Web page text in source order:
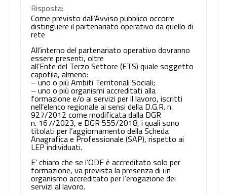
Risposta:
Come previsto dall’Avviso pubblico occorre
distinguere il partenariato operativo da quello di
rete
All’interno del partenariato operativo dovranno
essere presenti, oltre
all’Ente del Terzo Settore (ETS) quale soggetto
capofila, almeno:
– uno o più Ambiti Territoriali Sociali;
– uno o più organismi accreditati alla
formazione e/o ai servizi per il lavoro, iscritti
nell’elenco regionale ai sensi della D.G.R. n.
927/2012 come modificata dalla DGR
n. 167/2023, e DGR 555/2018, i quali sono
titolati per l’aggiornamento della Scheda
Anagrafica e Professionale (SAP), rispetto ai
LEP individuati.
E’ chiaro che se l’ODF è accreditato solo per
formazione, va prevista la presenza di un
organismo accreditato per l’erogazione dei
servizi al lavoro.